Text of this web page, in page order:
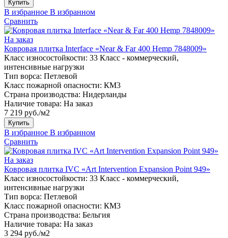
Купить
В избранное В избранном
Сравнить
На заказ
Ковровая плитка Interface «Near & Far 400 Hemp 7848009»
Класс износостойкости: 33 Класс - коммерческий,
интенсивные нагрузки
Тип ворса: Петлевой
Класс пожарной опасности: КМ3
Страна производства: Нидерланды
Наличие товара: На заказ
7 219 руб./м2
Купить
В избранное В избранном
Сравнить
На заказ
Ковровая плитка IVC «Art Intervention Expansion Point 949»
Класс износостойкости: 33 Класс - коммерческий,
интенсивные нагрузки
Тип ворса: Петлевой
Класс пожарной опасности: КМ3
Страна производства: Бельгия
Наличие товара: На заказ
3 294 руб./м2